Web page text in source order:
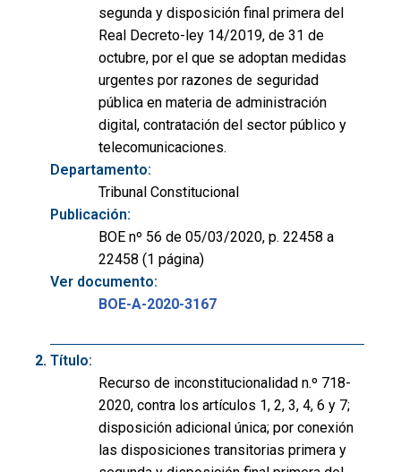
segunda y disposición final primera del
Real Decreto-ley 14/2019, de 31 de
octubre, por el que se adoptan medidas
urgentes por razones de seguridad
pública en materia de administración
digital, contratación del sector público y
telecomunicaciones.
Departamento:
Tribunal Constitucional
Publicación:
BOE nº 56 de 05/03/2020, p. 22458 a
22458 (1 página)
Ver documento:
BOE-A-2020-3167
Título:
Recurso de inconstitucionalidad n.º 718-
2020, contra los artículos 1, 2, 3, 4, 6 y 7;
disposición adicional única; por conexión
las disposiciones transitorias primera y